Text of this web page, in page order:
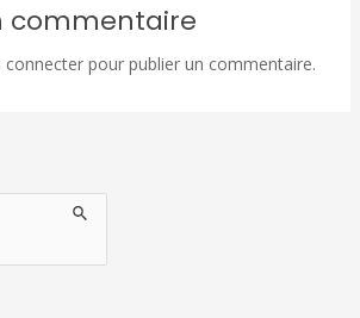
commentaire
connecterpour publier un commentaire.